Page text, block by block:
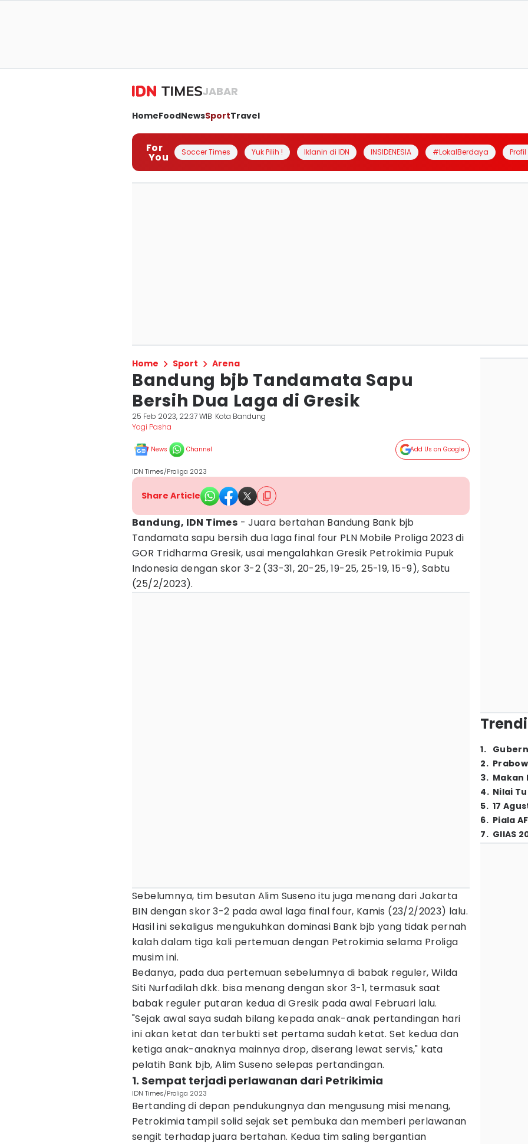
JABAR
HomeFoodNewsSportTravel
For
You Soccer Times Yuk Pilih ! Iklanin di IDN INSIDENESIA #LokalBerdaya
Home Sport Arena
Bandung bjb Tandamata Sapu
Bersih Dua Laga di Gresik
25 Feb 2023, 22:37 WIB Kota Bandung
Yogi Pasha
News Channel Add Us on Google
IDN Times/Proliga 2023
Share Article
Bandung, IDN Times - Juara bertahan Bandung Bank bjb
Tandamata sapu bersih dua laga final four PLN Mobile Proliga 2023 di
GOR Tridharma Gresik, usai mengalahkan Gresik Petrokimia Pupuk
Indonesia dengan skor 3-2 (33-31, 20-25, 19-25, 25-19, 15-9), Sabtu
(25/2/2023).
Sebelumnya, tim besutan Alim Suseno itu juga menang dari Jakarta
BIN dengan skor 3-2 pada awal laga final four, Kamis (23/2/2023) lalu.
Hasil ini sekaligus mengukuhkan dominasi Bank bjb yang tidak pernah
kalah dalam tiga kali pertemuan dengan Petrokimia selama Proliga
musim ini.
Bedanya, pada dua pertemuan sebelumnya di babak reguler, Wilda
Siti Nurfadilah dkk. bisa menang dengan skor 3-1, termasuk saat
babak reguler putaran kedua di Gresik pada awal Februari lalu.
"Sejak awal saya sudah bilang kepada anak-anak pertandingan hari
ini akan ketat dan terbukti set pertama sudah ketat. Set kedua dan
ketiga anak-anaknya mainnya drop, diserang lewat servis," kata
pelatih Bank bjb, Alim Suseno selepas pertandingan.
1. Sempat terjadi perlawanan dari Petrikimia
IDN Times/Proliga 2023
Bertanding di depan pendukungnya dan mengusung misi menang,
Petrokimia tampil solid sejak set pembuka dan memberi perlawanan
sengit terhadap juara bertahan. Kedua tim saling bergantian
1.
2.
3. Makan
4. Nilai
5. 17
6. Piala
7. GIIAS